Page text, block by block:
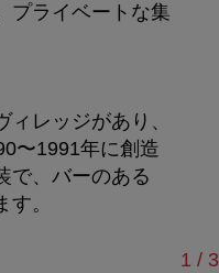
プライベートな集
レッジがあり、
〜1991年に創造
で、バーのある
。
1 // 3